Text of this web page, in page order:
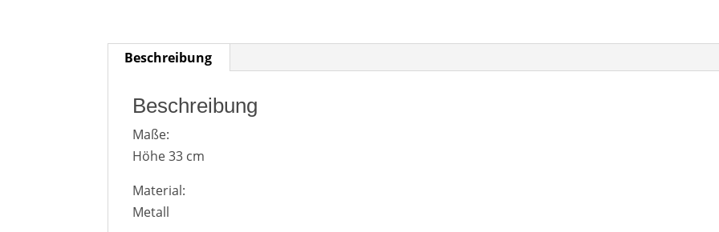
Beschreibung
Beschreibung
Maße:
Höhe 33 cm
Material:
Metall